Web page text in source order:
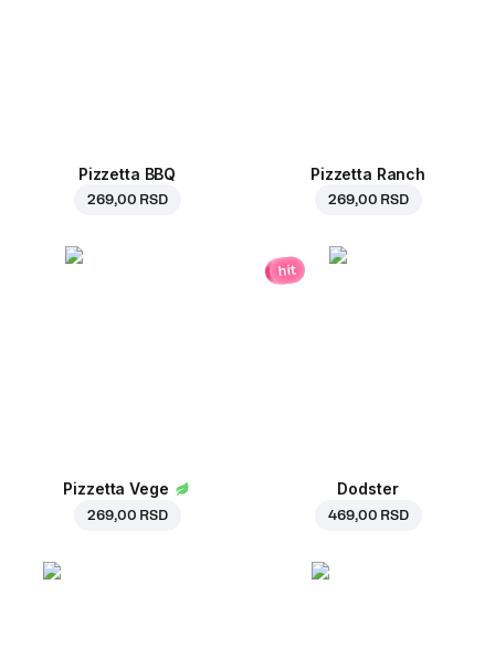
Pizzetta BBQ
269,00 RSD
Pizzetta Ranch
269,00 RSD
Pizzetta Vege
269,00 RSD
hit
Dodster
469,00 RSD